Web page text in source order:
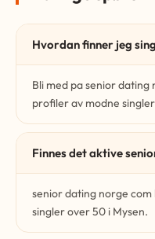
Hvordan finner jeg
Bli med pa senior
profiler av modne
Finnes det aktive
senior dating norge
singler over 50 i Mysen.